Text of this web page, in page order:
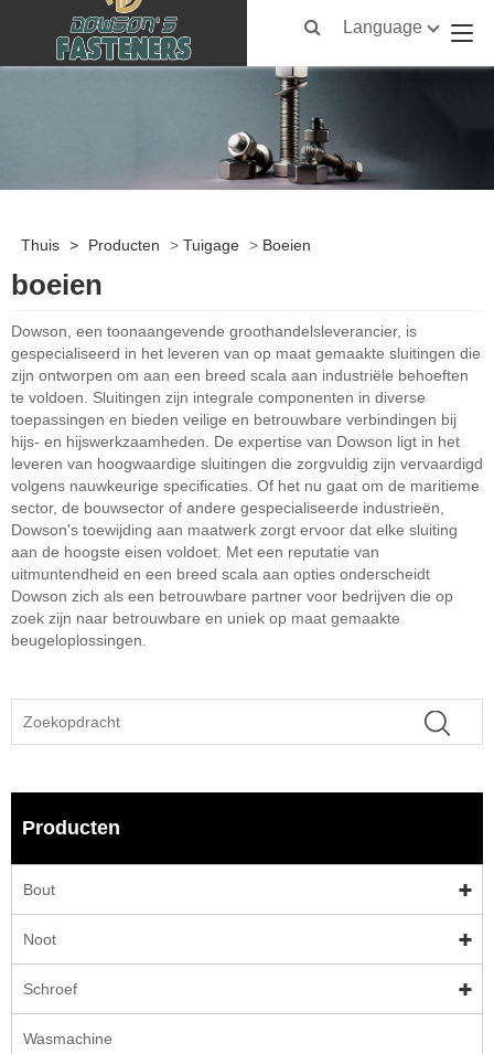
Language
Thuis > Producten > Tuigage > Boeien
boeien
Dowson, een toonaangevende groothandelsleverancier, is
gespecialiseerd in het leveren van op maat gemaakte sluitingen die
zijn ontworpen om aan een breed scala aan industriële behoeften
te voldoen. Sluitingen zijn integrale componenten in diverse
toepassingen en bieden veilige en betrouwbare verbindingen bij
hijs- en hijswerkzaamheden. De expertise van Dowson ligt in het
leveren van hoogwaardige sluitingen die zorgvuldig zijn vervaardigd
volgens nauwkeurige specificaties. Of het nu gaat om de maritieme
sector, de bouwsector of andere gespecialiseerde industrieën,
Dowson's toewijding aan maatwerk zorgt ervoor dat elke sluiting
aan de hoogste eisen voldoet. Met een reputatie van
uitmuntendheid en een breed scala aan opties onderscheidt
Dowson zich als een betrouwbare partner voor bedrijven die op
zoek zijn naar betrouwbare en uniek op maat gemaakte
beugeloplossingen.
Producten
Bout
Noot
Schroef
Wasmachine